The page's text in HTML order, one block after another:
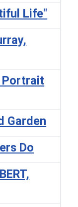
Life"
Portrait
Garden
Do